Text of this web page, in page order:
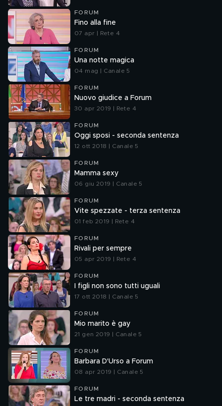
FORUM
Fino alla fine
07 apr | Rete 4
FORUM
Una notte magica
04 mag | Canale 5
FORUM
Nuovo giudice a Forum
30 apr 2019 | Rete 4
FORUM
Oggi sposi - seconda sentenza
12 ott 2018 | Canale 5
FORUM
Mamma sexy
06 giu 2019 | Canale 5
FORUM
Vite spezzate - terza sentenza
01 feb 2019 | Rete 4
FORUM
Rivali per sempre
05 apr 2019 | Rete 4
FORUM
I figli non sono tutti uguali
17 ott 2018 | Canale 5
FORUM
Mio marito è gay
21 gen 2019 | Canale 5
FORUM
Barbara D'Urso a Forum
08 apr 2019 | Canale 5
FORUM
Le tre madri - seconda sentenza